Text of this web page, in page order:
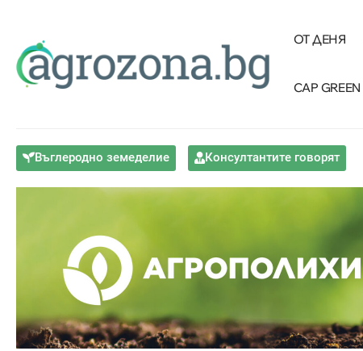
ОТ ДЕНЯ
CAP
Въглеродно земеделие Консултантите говорят